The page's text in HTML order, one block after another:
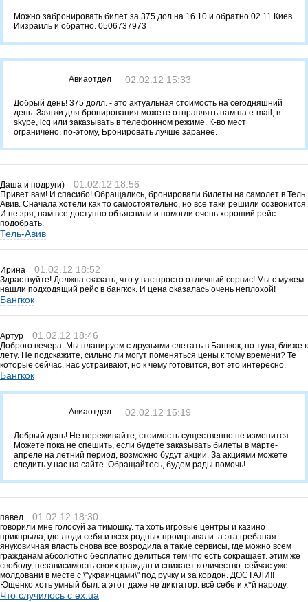
Можно забронировать билет за 375 дол на 16.10 и обратно 02.11 Киев
Иизраиль и обратно. 0506737973
Авиаотдел 02.02.12 15:33
Добрый день! 375 долл. - это актуальная стоимость на сегодняшний
день. Заявки для бронирования можете отправлять нам на e-mail, в
skype, icq или заказывать в телефонном режиме. К-во мест
ограничено, по-этому, Бронировать лучше заранее.
Даша и подруги) 01.02.12 18:56
Привет вам! И спасибо! Обращались, бронировали билеты на самолет в Тель
Авив. Сначала хотели как то самостоятельно, но все таки решили созвонится.
И не зря, нам все доступно объяснили и помогли очень хороший рейс
подобрать.
Тель-Авив
Ирина 01.02.12 18:52
Здраствуйте! Должна сказать, что у вас просто отличный сервис! Мы с мужем
нашли подходящий рейс в бангкок. И цена оказалась очень неплохой!
Бангкок
Артур 01.02.12 18:46
Доброго вечера. Мы планируем с друзьями слетать в Бангкок, но туда, ближе к
лету. Не подскажите, сильно ли могут поменяться цены к тому времени? Те
которые сейчас, нас устраивают, но к чему готовится, вот это интересно.
Бангкок
Авиаотдел 02.02.12 15:19
Добрый день! Не переживайте, стоимость существенно не изменится.
Можете пока не спешить, если будете заказывать билеты в марте-
апреле на летний период, возможно будут акции. За акциями можете
следить у нас на сайте. Обращайтесь, будем рады помочь!
павел 01.02.12 18:30
говорили мне голосуй за тимошку. та хоть игровые центры и казино
прикпрыла, где люди себя и всех родных проигрывали. а эта гребаная
януковичная власть снова все возродила а такие сервисы, где можно всем
гражданам абсолютно бесплатно делиться тем что есть сокращает. этим же
свободу, независимость своих граждан и снижает количество. сейчас уже
молдовани в месте с \"украинцами\" под ручку и за кордон. ДОСТАЛИ!!
Ющенко хоть умный был. а этот даже не диктатор. всё себе и х*й народу.
Что случилось с ex.ua